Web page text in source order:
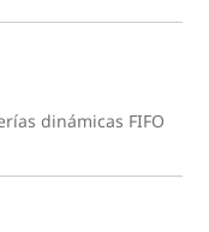
dinámicas FIFO